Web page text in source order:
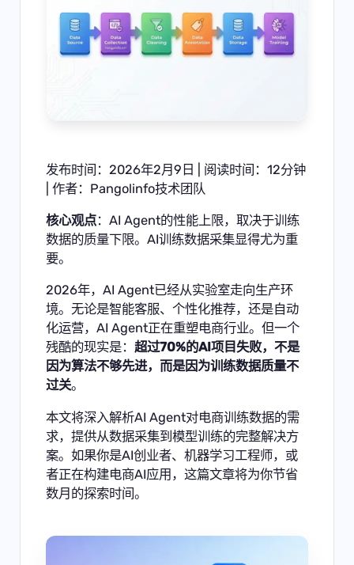
发布时间：2026年2月9日 | 阅读时间：12分钟
| 作者：Pangolinfo技术团队
核心观点：AI Agent的性能上限，取决于训练
数据的质量下限。AI训练数据采集显得尤为重
要。
2026年，AI Agent已经从实验室走向生产环
境。无论是智能客服、个性化推荐，还是自动
化运营，AI Agent正在重塑电商行业。但一个
残酷的现实是：超过70%的AI项目失败，不是
因为算法不够先进，而是因为训练数据质量不
过关。
本文将深入解析AI Agent对电商训练数据的需
求，提供从数据采集到模型训练的完整解决方
案。如果你是AI创业者、机器学习工程师，或
者正在构建电商AI应用，这篇文章将为你节省
数月的探索时间。